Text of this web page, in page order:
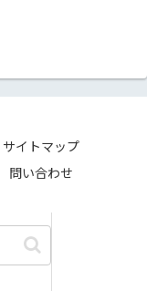
サイトマップ
問い合わせ